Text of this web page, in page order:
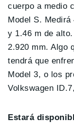
cuerpo a medio
Model S.
y 1.46 m de
2.920 mm. Algo
tendrá que
Model 3, o los
Volkswagen
Estará